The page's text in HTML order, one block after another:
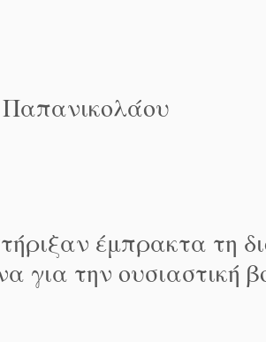
έμπρακτα τη
για την ουσιαστική